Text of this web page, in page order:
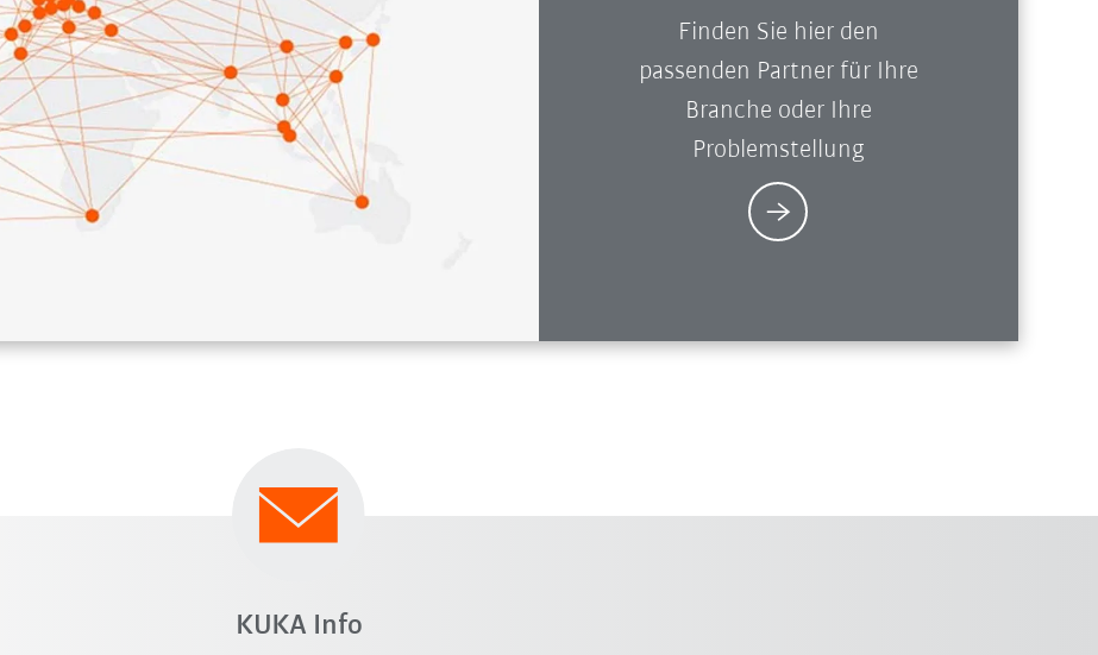
Finden Sie hier den
passenden Partner für Ihre
Branche oder Ihre
Problemstellung
KUKA Info